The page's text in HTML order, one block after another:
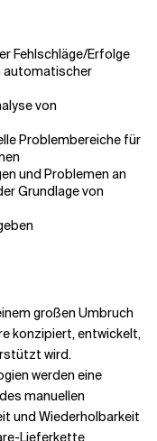
Fehlschläge/Erfolge
automatischer
von
Problembereiche für
und Problemen an
Grundlage von
großen Umbruch
konzipiert, entwickelt,
wird.
werden eine
manuellen
und Wiederholbarkeit
Lieferkette